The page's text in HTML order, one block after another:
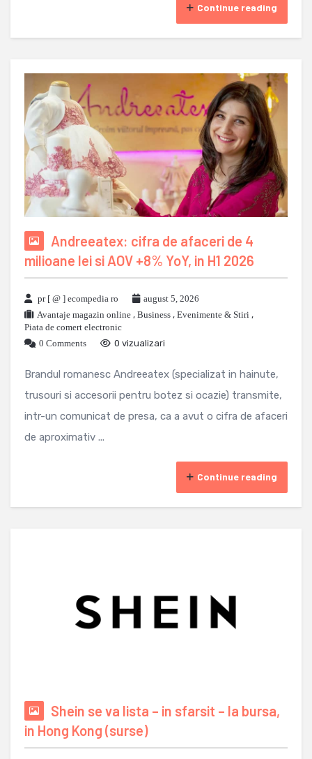
Continue reading
Andreeatex: cifra de afaceri de 4
milioane lei si AOV +8% YoY, in H1 2026
pr [ @ ] ecompedia ro
august 5, 2026
Avantaje magazin online , Business , Evenimente & Stiri ,
Piata de comert electronic
0 Comments
0 vizualizari
Brandul romanesc Andreeatex (specializat in hainute,
trusouri si accesorii pentru botez si ocazie) transmite,
intr-un comunicat de presa, ca a avut o cifra de afaceri
de aproximativ ...
Continue reading
Shein se va lista – in sfarsit – la bursa,
in Hong Kong (surse)